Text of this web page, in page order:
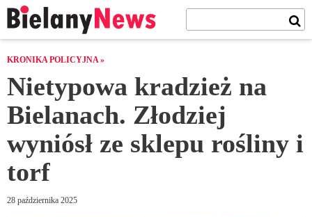
KRONIKA POLICYJNA »
Nietypowa kradzież na
Bielanach. Złodziej
wyniósł ze sklepu rośliny i
torf
28 października 2025